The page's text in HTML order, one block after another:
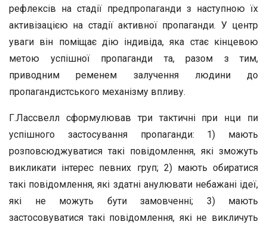
рефлексів на стадії предпропаганди з наступною їх
активізацією на стадії активної пропаганди. У центр
уваги він поміщає дію індивіда, яка стає кінцевою
метою успішної пропаганди та, разом з тим,
приводним ременем залучення людини до
пропагандистського механізму впливу.
Г.Лассвелл сформулював три тактичні при нци пи
успішного застосування пропаганди: 1) мають
розповсюджуватися такі повідомлення, які зможуть
викликати інтерес певних груп; 2) мають обиратися
такі повідомлення, які здатні анулювати небажані ідеї,
які не можуть бути замовченні; 3) мають
застосовуватися такі повідомлення, які не викличуть